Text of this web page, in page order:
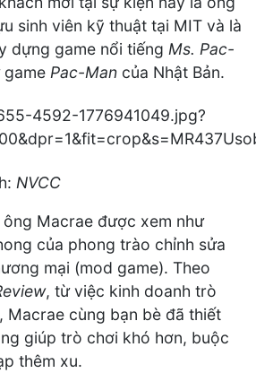
sinh viên kỹ thuật tại MIT và là
dựng game nổi tiếng Ms. Pac-
game Pac-Man của Nhật Bản.
NVCC
ông Macrae được xem như
của phong trào chỉnh sửa
mại (mod game). Theo
, từ việc kinh doanh trò
cùng bạn bè đã thiết
giúp trò chơi khó hơn, buộc
thêm xu.